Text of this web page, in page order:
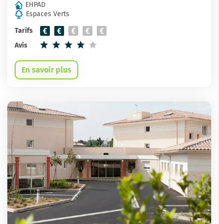
EHPAD
Espaces Verts
Tarifs
Avis
En savoir plus